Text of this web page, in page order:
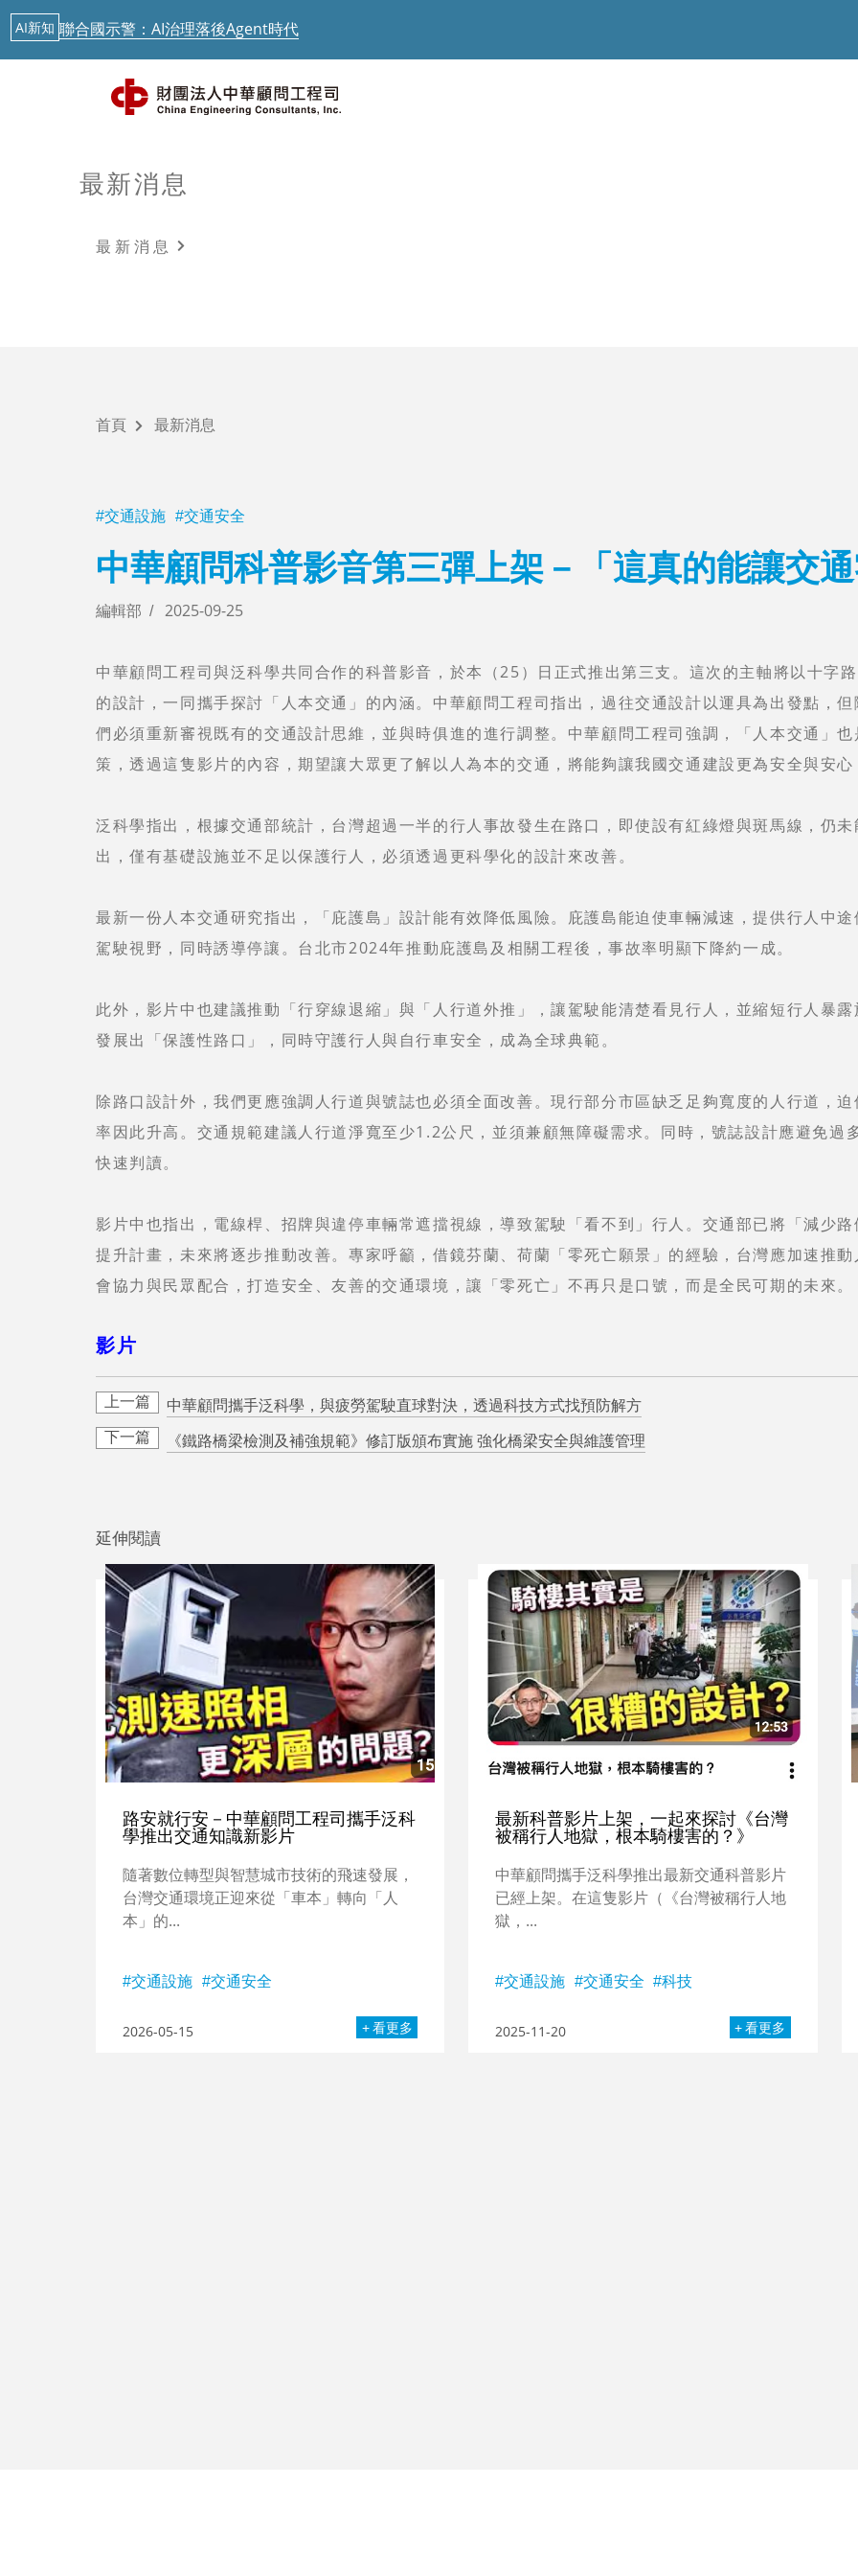
最新消息
最新課程
AI人工智慧
學習及影音
關於我們
最新消息 中華顧問工程司「公路橋梁檢測人員培訓」今起跑
從生成式AI到實體AI－日本鐵道落地驗證中
聯合國示警：AI治理落後Agent時代
最新消息
最新消息
首頁 最新消息
交通設施 交通安全
中華顧問科普影音第三彈上架－「這真的能讓交
編輯部 2025-09-25
中華顧問工程司與泛科學共同合作的科普影音，於本（25）日正式推出第三支。這次的主軸將以十字
的設計，一同攜手探討「人本交通」的內涵。中華顧問工程司指出，過往交通設計以運具為出發點，
們必須重新審視既有的交通設計思維，並與時俱進的進行調整。中華顧問工程司強調，「人本交通」
策，透過這隻影片的內容，期望讓大眾更了解以人為本的交通，將能夠讓我國交通建設更為安全與安
泛科學指出，根據交通部統計，台灣超過一半的行人事故發生在路口，即使設有紅綠燈與斑馬線，仍
出，僅有基礎設施並不足以保護行人，必須透過更科學化的設計來改善。
最新一份人本交通研究指出，「庇護島」設計能有效降低風險。庇護島能迫使車輛減速，提供行人中
駕駛視野，同時誘導停讓。台北市2024年推動庇護島及相關工程後，事故率明顯下降約一成。
此外，影片中也建議推動「行穿線退縮」與「人行道外推」，讓駕駛能清楚看見行人，並縮短行人暴
發展出「保護性路口」，同時守護行人與自行車安全，成為全球典範。
除路口設計外，我們更應強調人行道與號誌也必須全面改善。現行部分市區缺乏足夠寬度的人行道，
率因此升高。交通規範建議人行道淨寬至少1.2公尺，並須兼顧無障礙需求。同時，號誌設計應避免過
快速判讀。
影片中也指出，電線桿、招牌與違停車輛常遮擋視線，導致駕駛「看不到」行人。交通部已將「減少
提升計畫，未來將逐步推動改善。專家呼籲，借鏡芬蘭、荷蘭「零死亡願景」的經驗，台灣應加速推
會協力與民眾配合，打造安全、友善的交通環境，讓「零死亡」不再只是口號，而是全民可期的未來。
影片
中華顧問攜手泛科學，與疲勞駕駛直球對決，透過科技方式找預防解方
《鐵路橋梁檢測及補強規範》修訂版頒布實施 強化橋梁安全與維護管理
延伸閱讀
路安就行安－中華顧問工程司攜手泛科
學推出交通知識新影片
隨著數位轉型與智慧城市技術的飛速發展，
台灣交通環境正迎來從「車本」轉向「人
本」的...
交通設施 交通安全
2026-05-15 看更多
最新科普影片上架，一起來探討《台灣
被稱行人地獄，根本騎樓害的？》
中華顧問攜手泛科學推出最新交通科普影片
已經上架。在這隻影片（《台灣被稱行人地
獄，...
交通設施 交通安全 科技
2025-11-20 看更多